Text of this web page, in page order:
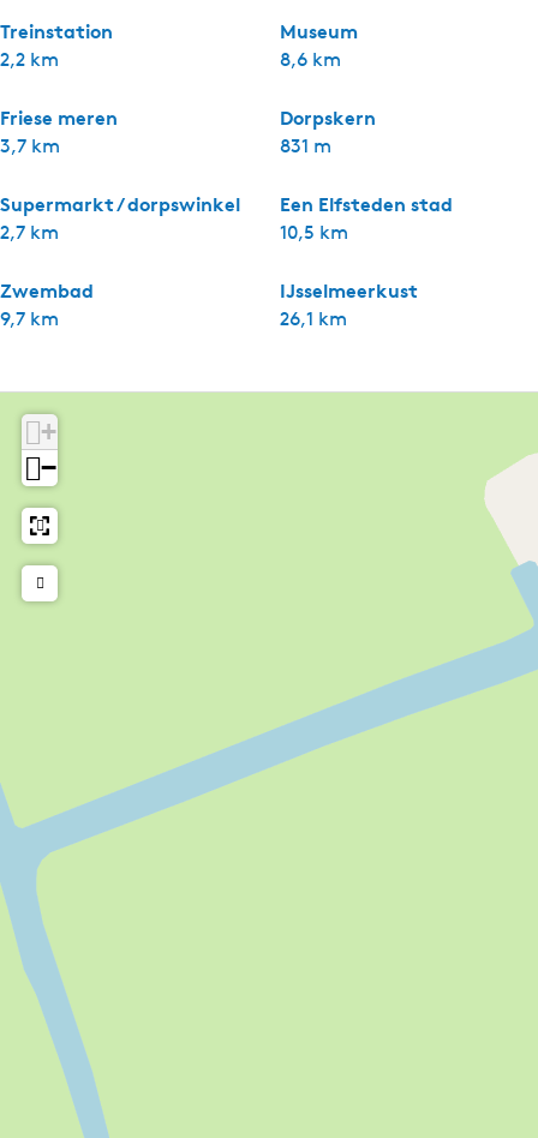
Treinstation
2,2 km
Museum
8,6 km
Friese meren
3,7 km
Dorpskern
831 m
Supermarkt / dorpswinkel
2,7 km
Een Elfsteden stad
10,5 km
Zwembad
9,7 km
IJsselmeerkust
26,1 km
+
−